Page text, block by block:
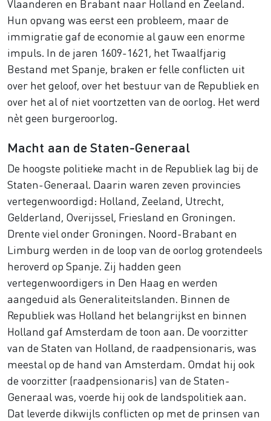
Vlaanderen en Brabant naar Holland en Zeeland.
Hun opvang was eerst een probleem, maar de
immigratie gaf de economie al gauw een enorme
impuls. In de jaren 1609-1621, het Twaalfjarig
Bestand met Spanje, braken er felle conflicten uit
over het geloof, over het bestuur van de Republiek en
over het al of niet voortzetten van de oorlog. Het werd
nèt geen burgeroorlog.
Macht aan de Staten-Generaal
De hoogste politieke macht in de Republiek lag bij de
Staten-Generaal. Daarin waren zeven provincies
vertegenwoordigd: Holland, Zeeland, Utrecht,
Gelderland, Overijssel, Friesland en Groningen.
Drente viel onder Groningen. Noord-Brabant en
Limburg werden in de loop van de oorlog grotendeels
heroverd op Spanje. Zij hadden geen
vertegenwoordigers in Den Haag en werden
aangeduid als Generaliteitslanden. Binnen de
Republiek was Holland het belangrijkst en binnen
Holland gaf Amsterdam de toon aan. De voorzitter
van de Staten van Holland, de raadpensionaris, was
meestal op de hand van Amsterdam. Omdat hij ook
de voorzitter (raadpensionaris) van de Staten-
Generaal was, voerde hij ook de landspolitiek aan.
Dat leverde dikwijls conflicten op met de prinsen van